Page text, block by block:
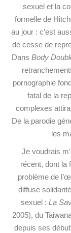
sexuel et la
formelle de
au jour : c’est
de cesse de
Dans Body
pornographie
fatal de la
complexes
De la parodie
les
Je voudrais
récent, dont la
problème de
diffuse
sexuel : La
2005), du
depuis ses